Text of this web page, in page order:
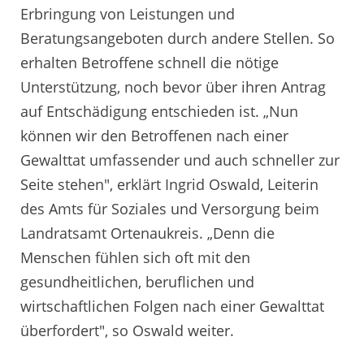
Erbringung von Leistungen und
Beratungsangeboten durch andere Stellen. So
erhalten Betroffene schnell die nötige
Unterstützung, noch bevor über ihren Antrag
auf Entschädigung entschieden ist. „Nun
können wir den Betroffenen nach einer
Gewalttat umfassender und auch schneller zur
Seite stehen", erklärt Ingrid Oswald, Leiterin
des Amts für Soziales und Versorgung beim
Landratsamt Ortenaukreis. „Denn die
Menschen fühlen sich oft mit den
gesundheitlichen, beruflichen und
wirtschaftlichen Folgen nach einer Gewalttat
überfordert", so Oswald weiter.